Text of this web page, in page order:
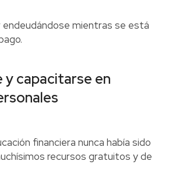
endeudándose mientras se está
y capacitarse en
financiera nunca había sido
recursos gratuitos y de